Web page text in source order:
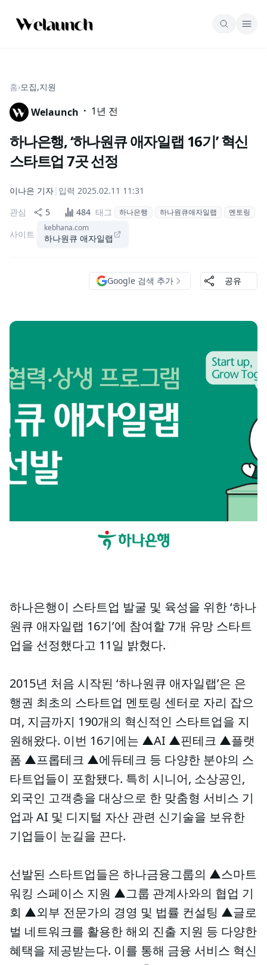
홈›모집,지원
Welaunch · 1년 전
하나은행, ‘하나원큐 애자일랩 16기’ 혁신
스타트업 7곳 선정
이나은 기자| 입력 2025.02.11 11:31
관심
5 484 태그 하나은행 하나원큐애자일랩 멘토링
사이트
kebhana.com
하나원큐 애자일랩
Google 검색 추가 공유
하나은행이 스타트업 발굴 및 육성을 위한 ‘하나
원큐 애자일랩 16기’에 참여할 7개 유망 스타트
업을 선정했다고 11일 밝혔다.
2015년 처음 시작된 ‘하나원큐 애자일랩’은 은
행권 최초의 스타트업 멘토링 센터로 자리 잡으
며, 지금까지 190개의 혁신적인 스타트업을 지
원해왔다. 이번 16기에는 ▲AI ▲핀테크 ▲플랫
폼 ▲프롭테크 ▲에듀테크 등 다양한 분야의 스
타트업들이 포함됐다. 특히 시니어, 소상공인,
외국인 고객층을 대상으로 한 맞춤형 서비스 기
업과 AI 및 디지털 자산 관련 신기술을 보유한
기업들이 눈길을 끈다.
선발된 스타트업들은 하나금융그룹의 ▲스마트
워킹 스페이스 지원 ▲그룹 관계사와의 협업 기
회 ▲외부 전문가의 경영 및 법률 컨설팅 ▲글로
벌 네트워크를 활용한 해외 진출 지원 등 다양한
혜택을 제공받는다. 이를 통해 금융 서비스 혁신